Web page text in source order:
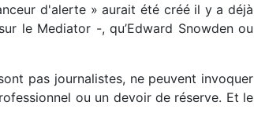
d'alerte » aurait été créé il y a déjà
le Mediator -, qu’Edward Snowden ou
pas journalistes, ne peuvent invoquer
ou un devoir de réserve. Et le